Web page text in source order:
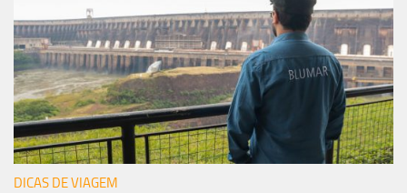
DICAS DE VIAGEM